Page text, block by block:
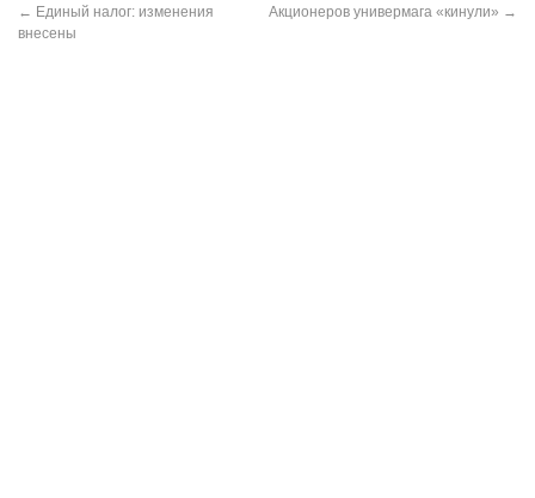
← Единый налог: изменения
внесены
Акционеров универмага «кинули» →